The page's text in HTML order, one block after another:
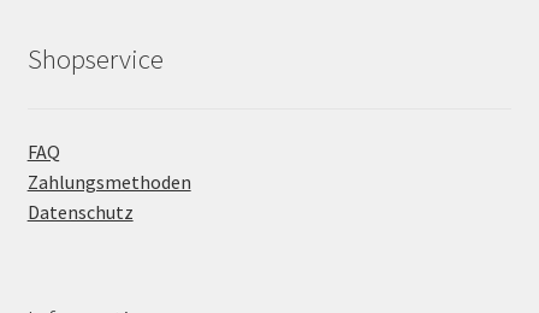
Shopservice
FAQ
Zahlungsmethoden
Datenschutz